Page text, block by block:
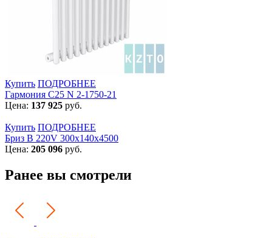
Купить ПОДРОБНЕЕ
Гармония С25 N 2-1750-21
Цена: 137 925 руб.
Купить ПОДРОБНЕЕ
Бриз В 220V 300x140x4500
Цена: 205 096 руб.
Ранее вы смотрели